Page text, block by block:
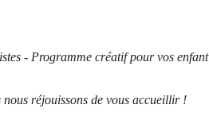
- Programme créatif pour vos enfant
réjouissons de vous accueillir !